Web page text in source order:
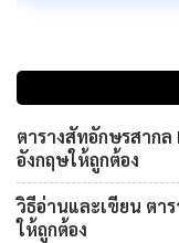
ตารางสัทอักษรสากล
อังกฤษให้ถูกต้อง
วิธีอ่านและเขียน ตา
ให้ถูกต้อง